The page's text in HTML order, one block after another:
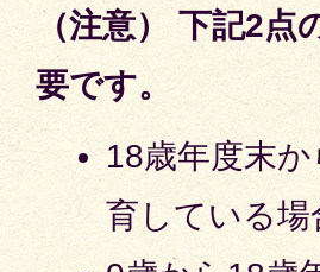
（注意） 下記2点
要です。
18歳年度末
育している場